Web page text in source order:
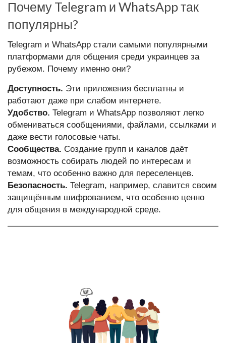
Почему Telegram и WhatsApp так
популярны?
Telegram и WhatsApp стали самыми популярными
платформами для общения среди украинцев за
рубежом. Почему именно они?
Доступность. Эти приложения бесплатны и
работают даже при слабом интернете.
Удобство. Telegram и WhatsApp позволяют легко
обмениваться сообщениями, файлами, ссылками и
даже вести голосовые чаты.
Сообщества. Создание групп и каналов даёт
возможность собирать людей по интересам и
темам, что особенно важно для переселенцев.
Безопасность. Telegram, например, славится своим
защищённым шифрованием, что особенно ценно
для общения в международной среде.